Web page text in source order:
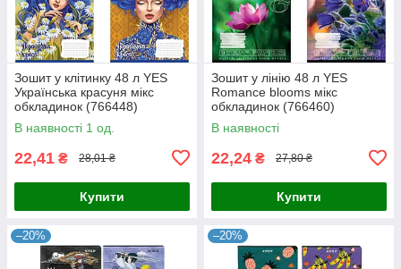
Зошит у клітинку 48 л YES
Українська красуня мікс
обкладинок (766448)
В наявності 1 од.
22,41 ₴ 28,01 ₴
Купити
Зошит у лінію 48 л YES
Romance blooms мікс
обкладинок (766460)
В наявності
22,24 ₴ 27,80 ₴
Купити
–20% –20%